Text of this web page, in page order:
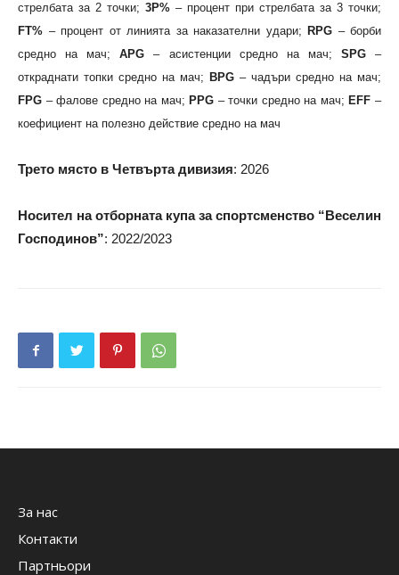
стрелбата за 2 точки; 3P% – процент при стрелбата за 3 точки;
FT% – процент от линията за наказателни удари; RPG – борби
средно на мач;APG – асистенции средно на мач; SPG–
откраднати топки средно на мач; BPG – чадъри средно на мач;
FPG – фалове средно на мач; PPG – точки средно на мач; EFF –
коефициент на полезно действие средно на мач
Трето място в Четвърта дивизия: 2026
Носител на отборната купа за спортсменство “Веселин
Господинов”: 2022/2023
За нас
Контакти
Партньори